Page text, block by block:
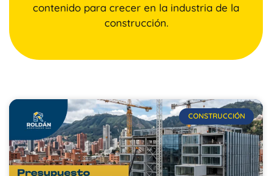
contenido para crecer en la industria de la
construcción.
CONSTRUCCIÓN